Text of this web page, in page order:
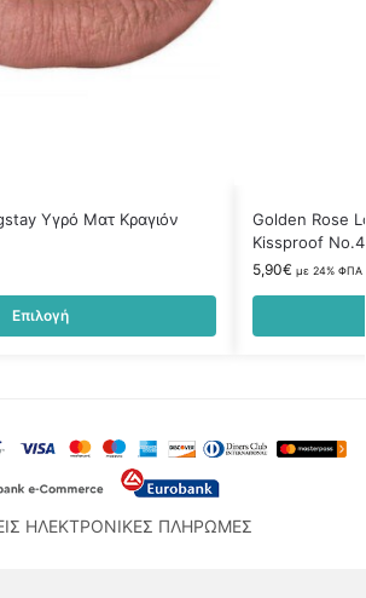
Υγρό Ματ Κραγιόν
Επιλογή
Golden Rose
Kissproof
5,90€ με 24% ΦΠΑ
ΗΛΕΚΤΡΟΝΙΚΕΣ ΠΛΗΡΩΜΕΣ